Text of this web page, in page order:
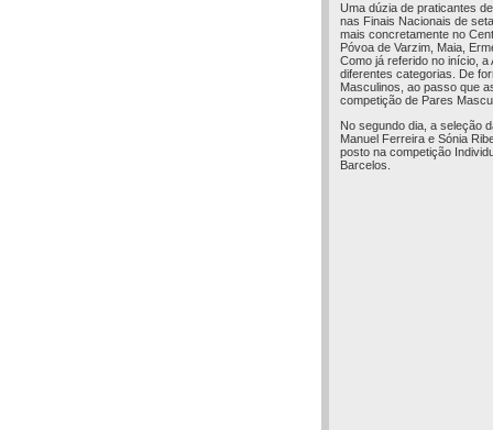
Uma dúzia de praticantes
nas Finais Nacionais de
mais concretamente no
Póvoa de Varzim, Maia,
Como já referido no início,
diferentes categorias. De
Masculinos, ao passo que
competição de Pares
No segundo dia, a seleção
Manuel Ferreira e Sónia
posto na competição
Barcelos.